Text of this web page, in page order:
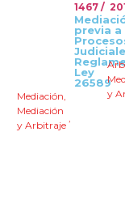
1467 /
previa a
Ley
26589
Mediación,
Mediación
y Arbitraje
,
y